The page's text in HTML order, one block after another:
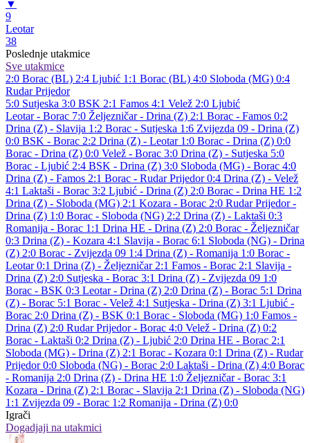
▼
9
Leotar
38
Poslednje utakmice
Sve utakmice
2:0 Borac (BL) 2:4 Ljubić 1:1 Borac (BL) 4:0 Sloboda (MG) 0:4
Rudar Prijedor
5:0 Sutjeska 3:0 BSK 2:1 Famos 4:1 Velež 2:0 Ljubić
Leotar - Borac 7:0 Željezničar - Drina (Z) 2:1 Borac - Famos 0:2
Drina (Z) - Slavija 1:2 Borac - Sutjeska 1:6 Zvijezda 09 - Drina (Z)
0:0 BSK - Borac 2:2 Drina (Z) - Leotar 1:0 Borac - Drina (Z) 0:0
Borac - Drina (Z) 0:0 Velež - Borac 3:0 Drina (Z) - Sutjeska 5:0
Borac - Ljubić 2:4 BSK - Drina (Z) 3:0 Sloboda (MG) - Borac 4:0
Drina (Z) - Famos 2:1 Borac - Rudar Prijedor 0:4 Drina (Z) - Velež
4:1 Laktaši - Borac 3:2 Ljubić - Drina (Z) 2:0 Borac - Drina HE 1:2
Drina (Z) - Sloboda (MG) 2:1 Kozara - Borac 2:0 Rudar Prijedor -
Drina (Z) 1:0 Borac - Sloboda (NG) 2:2 Drina (Z) - Laktaši 0:3
Romanija - Borac 1:1 Drina HE - Drina (Z) 2:0 Borac - Željezničar
0:3 Drina (Z) - Kozara 4:1 Slavija - Borac 6:1 Sloboda (NG) - Drina
(Z) 2:0 Borac - Zvijezda 09 1:4 Drina (Z) - Romanija 1:0 Borac -
Leotar 0:1 Drina (Z) - Željezničar 2:1 Famos - Borac 2:1 Slavija -
Drina (Z) 2:0 Sutjeska - Borac 3:1 Drina (Z) - Zvijezda 09 1:0
Borac - BSK 0:3 Leotar - Drina (Z) 2:0 Drina (Z) - Borac 5:1 Drina
(Z) - Borac 5:1 Borac - Velež 4:1 Sutjeska - Drina (Z) 3:1 Ljubić -
Borac 2:0 Drina (Z) - BSK 0:1 Borac - Sloboda (MG) 1:0 Famos -
Drina (Z) 2:0 Rudar Prijedor - Borac 4:0 Velež - Drina (Z) 0:2
Borac - Laktaši 0:2 Drina (Z) - Ljubić 2:0 Drina HE - Borac 2:1
Sloboda (MG) - Drina (Z) 2:1 Borac - Kozara 0:1 Drina (Z) - Rudar
Prijedor 0:0 Sloboda (NG) - Borac 2:0 Laktaši - Drina (Z) 4:0 Borac
- Romanija 2:0 Drina (Z) - Drina HE 1:0 Željezničar - Borac 3:1
Kozara - Drina (Z) 2:1 Borac - Slavija 2:1 Drina (Z) - Sloboda (NG)
1:1 Zvijezda 09 - Borac 1:2 Romanija - Drina (Z) 0:0
Igrači
Dogadjaji na utakmici